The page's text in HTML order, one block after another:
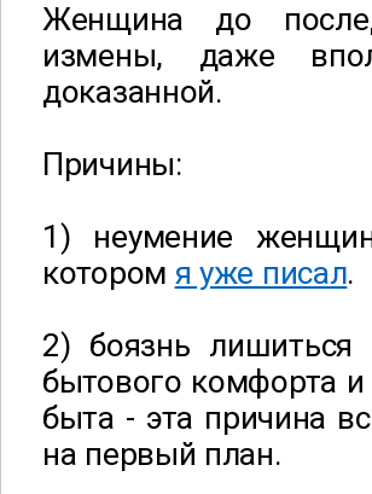
Женщина до
измены, даже
доказанной.
Причины:
1) неумение
котором я уже писал.
2) боязнь лишиться
бытового комфорта
быта - эта причина
на первый план.